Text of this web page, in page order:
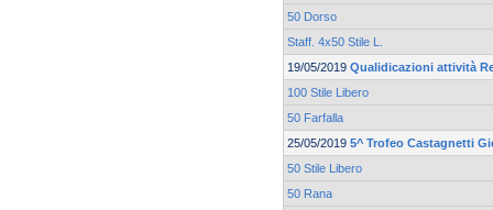
50 Dorso
Staff. 4x50 Stile L.
19/05/2019 Qualidicazioni attività
100 Stile Libero
50 Farfalla
25/05/2019 5^ Trofeo Castagnetti
50 Stile Libero
50 Rana